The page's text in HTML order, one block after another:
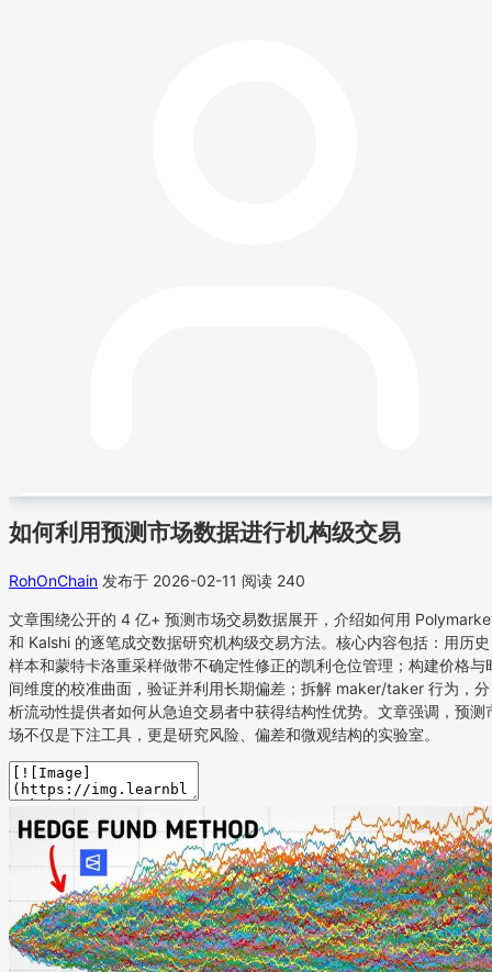
如何利用预测市场数据进行机构级交易
RohOnChain 发布于 2026-02-11 阅读 240
文章围绕公开的 4 亿+ 预测市场交易数据展开，介绍如何用
和 Kalshi 的逐笔成交数据研究机构级交易方法。核心内容包括：用历史
样本和蒙特卡洛重采样做带不确定性修正的凯利仓位管理；构建价格与
间维度的校准曲面，验证并利用长期偏差；拆解 maker/taker 行为，分
析流动性提供者如何从急迫交易者中获得结构性优势。文章强调，预测
场不仅是下注工具，更是研究风险、偏差和微观结构的实验室。